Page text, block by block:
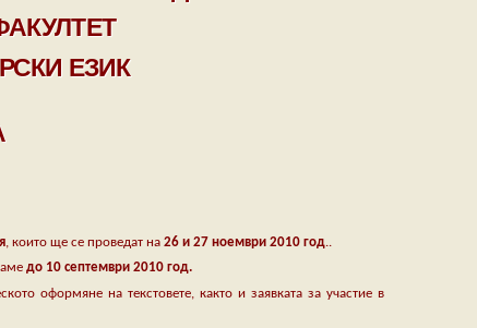
ЕЗИК
, които ще се проведат на 26 и 27 ноември 2010 год
до 10 септември 2010 год.
оформяне на текстовете, както и заявката за участие в